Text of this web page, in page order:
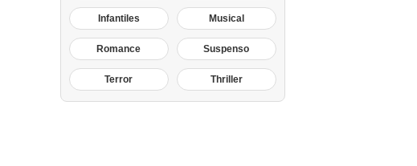
Infantiles Musical
Romance Suspenso
Terror Thriller